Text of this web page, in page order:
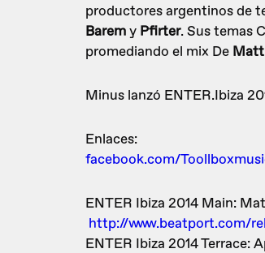
productores argentinos de
Baremy Pfirter. Sus temas
promediando el mix De
Minus lanzó ENTER.Ibiza
Enlaces:
facebook.com/
ENTER Ibiza 2014 Main:
http://www.beatport.com/
ENTER Ibiza 2014 Terrace: